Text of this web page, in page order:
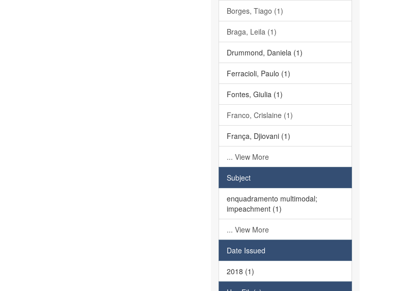
Borges, Tiago (1)
Braga, Leila (1)
Drummond, Daniela (1)
Ferracioli, Paulo (1)
Fontes, Giulia (1)
Franco, Crislaine (1)
França, Djiovani (1)
... View More
Subject
enquadramento multimodal;
impeachment (1)
... View More
Date Issued
2018 (1)